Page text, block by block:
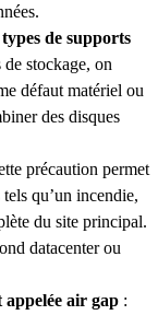
de supports
stockage, on
défaut matériel ou
des disques
précaution permet
qu’un incendie,
du site principal.
datacenter ou
appelée air gap :